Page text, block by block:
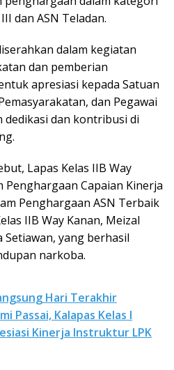
dan ASN Teladan.
dalam kegiatan
dan pemberian
apresiasi kepada Satuan
dan Pegawai
dan kontribusi di
Lapas Kelas IIB Way
Penghargaan Capaian Kinerja
Penghargaan ASN Terbaik
IIB Way Kanan, Meizal
Setiawan, yang berhasil
narkoba.
Hari Terakhir
Passai, Kalapas Kelas I
Kinerja Instruktur LPK